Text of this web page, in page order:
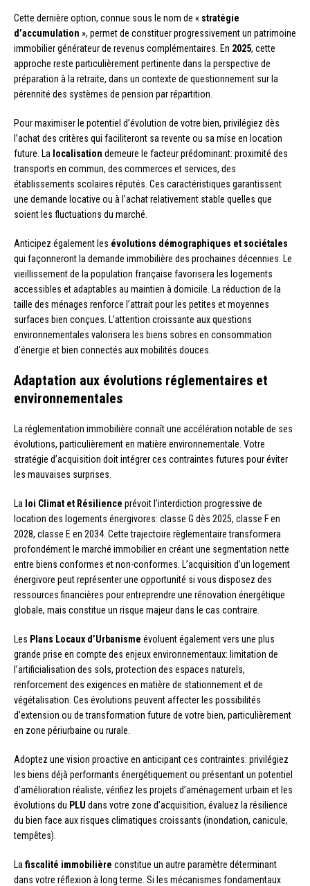
Cette dernière option, connue sous le nom de « stratégie
d’accumulation », permet de constituer progressivement un patrimoine
immobilier générateur de revenus complémentaires. En 2025, cette
approche reste particulièrement pertinente dans la perspective de
préparation à la retraite, dans un contexte de questionnement sur la
pérennité des systèmes de pension par répartition.
Pour maximiser le potentiel d’évolution de votre bien, privilégiez dès
l’achat des critères qui faciliteront sa revente ou sa mise en location
future. La localisation demeure le facteur prédominant: proximité des
transports en commun, des commerces et services, des
établissements scolaires réputés. Ces caractéristiques garantissent
une demande locative ou à l’achat relativement stable quelles que
soient les fluctuations du marché.
Anticipez également les évolutions démographiques et sociétales
qui façonneront la demande immobilière des prochaines décennies. Le
vieillissement de la population française favorisera les logements
accessibles et adaptables au maintien à domicile. La réduction de la
taille des ménages renforce l’attrait pour les petites et moyennes
surfaces bien conçues. L’attention croissante aux questions
environnementales valorisera les biens sobres en consommation
d’énergie et bien connectés aux mobilités douces.
Adaptation aux évolutions réglementaires et
environnementales
La réglementation immobilière connaît une accélération notable de ses
évolutions, particulièrement en matière environnementale. Votre
stratégie d’acquisition doit intégrer ces contraintes futures pour éviter
les mauvaises surprises.
La loi Climat et Résilience prévoit l’interdiction progressive de
location des logements énergivores: classe G dès 2025, classe F en
2028, classe E en 2034. Cette trajectoire règlementaire transformera
profondément le marché immobilier en créant une segmentation nette
entre biens conformes et non-conformes. L’acquisition d’un logement
énergivore peut représenter une opportunité si vous disposez des
ressources financières pour entreprendre une rénovation énergétique
globale, mais constitue un risque majeur dans le cas contraire.
Les Plans Locaux d’Urbanisme évoluent également vers une plus
grande prise en compte des enjeux environnementaux: limitation de
l’artificialisation des sols, protection des espaces naturels,
renforcement des exigences en matière de stationnement et de
végétalisation. Ces évolutions peuvent affecter les possibilités
d’extension ou de transformation future de votre bien, particulièrement
en zone périurbaine ou rurale.
Adoptez une vision proactive en anticipant ces contraintes: privilégiez
les biens déjà performants énergétiquement ou présentant un potentiel
d’amélioration réaliste, vérifiez les projets d’aménagement urbain et les
évolutions du PLU dans votre zone d’acquisition, évaluez la résilience
du bien face aux risques climatiques croissants (inondation, canicule,
tempêtes).
La fiscalité immobilière constitue un autre paramètre déterminant
dans votre réflexion à long terme. Si les mécanismes fondamentaux